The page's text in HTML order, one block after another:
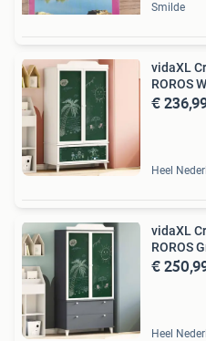
Smilde
vidaXL
ROROS
€
Heel
vidaXL
ROROS
€
Heel